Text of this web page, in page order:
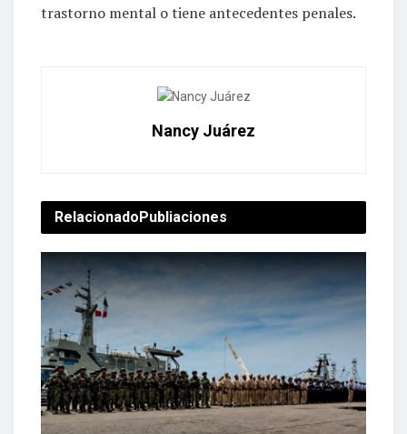
trastorno mental o tiene antecedentes penales.
Nancy Juárez
Relacionado Publiaciones